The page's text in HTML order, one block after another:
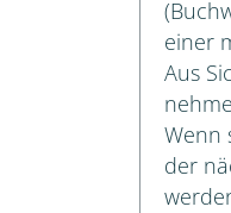
Diptera: Psychodidae
Diptera: Syrphidae
Lepidoptera:
einer
Aus
Wenn
der